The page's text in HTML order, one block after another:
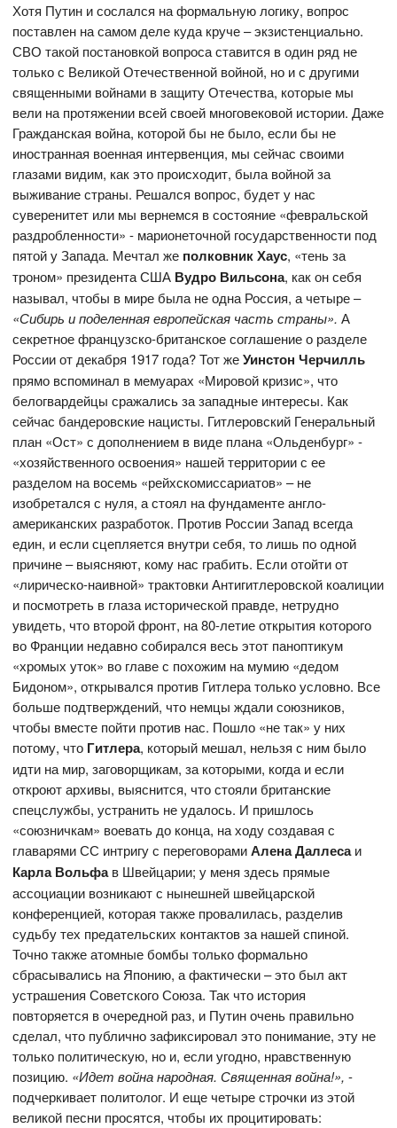
Хотя Путин и сослался на формальную логику, вопрос
поставлен на самом деле куда круче – экзистенциально.
СВО такой постановкой вопроса ставится в один ряд не
только с Великой Отечественной войной, но и с другими
священными войнами в защиту Отечества, которые мы
вели на протяжении всей своей многовековой истории. Даже
Гражданская война, которой бы не было, если бы не
иностранная военная интервенция, мы сейчас своими
глазами видим, как это происходит, была войной за
выживание страны. Решался вопрос, будет у нас
суверенитет или мы вернемся в состояние «февральской
раздробленности» - марионеточной государственности под
пятой у Запада. Мечтал же полковник Хаус, «тень за
троном» президента США Вудро Вильсона, как он себя
называл, чтобы в мире была не одна Россия, а четыре –
«Сибирь и поделенная европейская часть страны». А
секретное французско-британское соглашение о разделе
России от декабря 1917 года? Тот жеУинстон Черчилль
прямо вспоминал в мемуарах «Мировой кризис», что
белогвардейцы сражались за западные интересы. Как
сейчас бандеровские нацисты. Гитлеровский Генеральный
план «Ост» с дополнением в виде плана «Ольденбург» -
«хозяйственного освоения» нашей территории с ее
разделом на восемь «рейхскомиссариатов» – не
изобретался с нуля, а стоял на фундаменте англо-
американских разработок. Против России Запад всегда
един, и если сцепляется внутри себя, то лишь по одной
причине – выясняют, кому нас грабить. Если отойти от
«лирическо-наивной» трактовки Антигитлеровской коалиции
и посмотреть в глаза исторической правде, нетрудно
увидеть, что второй фронт, на 80-летие открытия которого
во Франции недавно собирался весь этот паноптикум
«хромых уток» во главе с похожим на мумию «дедом
Бидоном», открывался против Гитлера только условно. Все
больше подтверждений, что немцы ждали союзников,
чтобы вместе пойти против нас. Пошло «не так» у них
потому, что Гитлера, который мешал, нельзя с ним было
идти на мир, заговорщикам, за которыми, когда и если
откроют архивы, выяснится, что стояли британские
спецслужбы, устранить не удалось. И пришлось
«союзничкам» воевать до конца, на ходу создавая с
главарями СС интригу с переговорамиАлена Даллесаи
Карла Вольфав Швейцарии; у меня здесь прямые
ассоциации возникают с нынешней швейцарской
конференцией, которая также провалилась, разделив
судьбу тех предательских контактов за нашей спиной.
Точно также атомные бомбы только формально
сбрасывались на Японию, а фактически – это был акт
устрашения Советского Союза. Так что история
повторяется в очередной раз, и Путин очень правильно
сделал, что публично зафиксировал это понимание, эту не
только политическую, но и, если угодно, нравственную
позицию. «Идет война народная. Священная война!», -
подчеркивает политолог. И еще четыре строчки из этой
великой песни просятся, чтобы их процитировать: